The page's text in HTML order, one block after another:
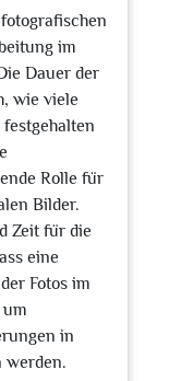
im
Dauer der
wie viele
festgehalten
Rolle für
Bilder.
Zeit für die
eine
Fotos im
in
werden.